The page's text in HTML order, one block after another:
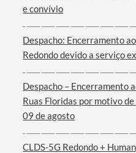
e convívio
Despacho: Encerramento
Redondo devido a serviço
Despacho – Encerramento
Ruas Floridas por motivo
09 de agosto
CLDS-5G Redondo +